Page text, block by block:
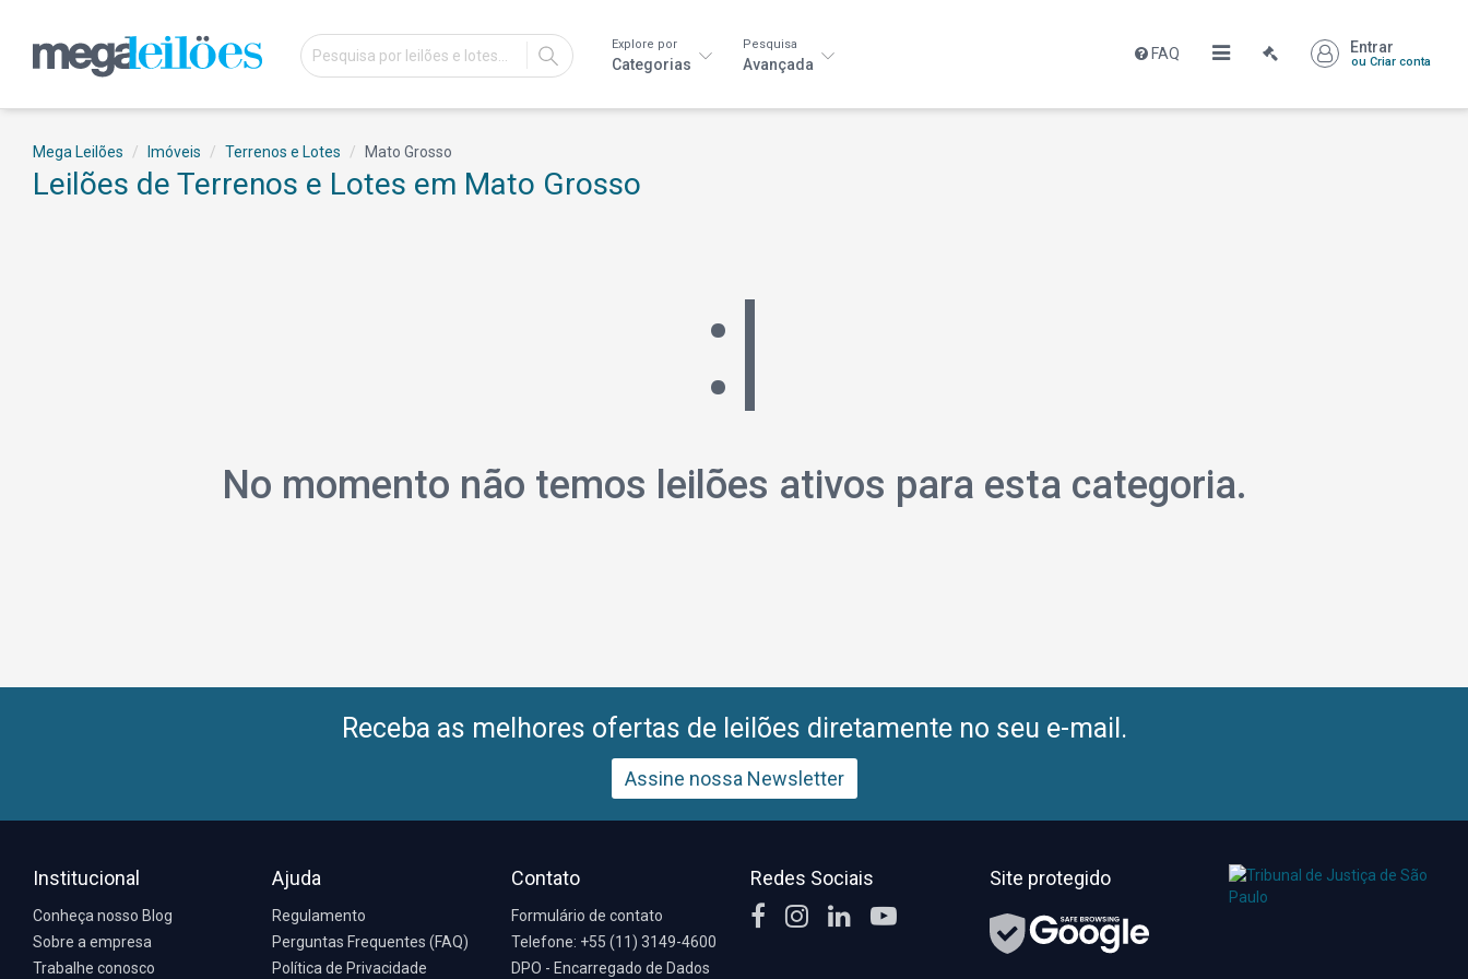
IR
Explore por
Categorias
Pesquisa
Avançada
FAQ Entrar
ou Criar conta
Mega Leilões Imóveis Terrenos e Lotes Mato Grosso
Leilões de Terrenos e Lotes em Mato Grosso
:|
No momento não temos leilões ativos para esta categoria.
Receba as melhores ofertas de leilões diretamente no seu e-mail.
Assine nossa Newsletter
Institucional
Conheça nosso Blog
Sobre a empresa
Trabalhe conosco
Ajuda
Regulamento
Perguntas Frequentes (FAQ)
Política de Privacidade
Contato
Formulário de contato
Telefone: +55 (11) 3149-4600
DPO - Encarregado de Dados
Redes Sociais Site protegido